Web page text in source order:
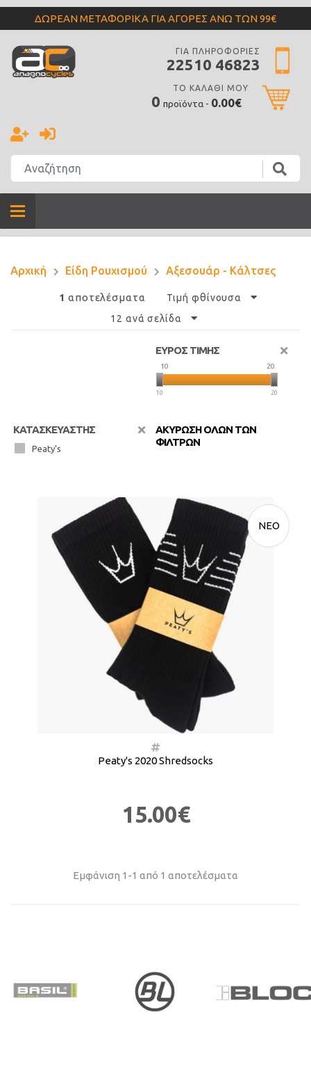
ΔΩΡΕΑΝ ΜΕΤΑΦΟΡΙΚΑ ΓΙΑ ΑΓΟΡΕΣ ΑΝΩ ΤΩΝ 99€
ΓΙΑ ΠΛΗΡΟΦΟΡΙΕΣ
22510 46823
ΤΟ ΚΑΛΑΘΙ ΜΟΥ
0 προϊόντα - 0.00€
Αρχική Είδη Ρουχισμού Αξεσουάρ - Κάλτσες
1 αποτελέσματα
Τιμή φθίνουσα
12 ανά σελίδα
ΕΥΡΟΣ ΤΙΜΗΣ
10 20
10 20
ΚΑΤΑΣΚΕΥΑΣΤΗΣ
Peaty's
ΑΚΥΡΩΣΗ ΟΛΩΝ ΤΩΝ
ΦΙΛΤΡΩΝ
ΝΕΟ
Peaty's 2020 Shredsocks
15.00€
Εμφάνιση 1-1 από 1 αποτελέσματα